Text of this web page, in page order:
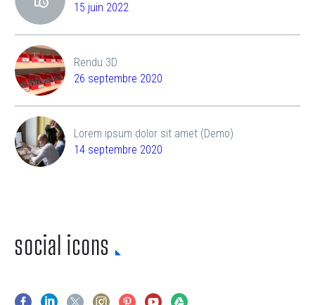
15 juin 2022
Rendu 3D
26 septembre 2020
Lorem ipsum dolor sit amet (Demo)
14 septembre 2020
social icons